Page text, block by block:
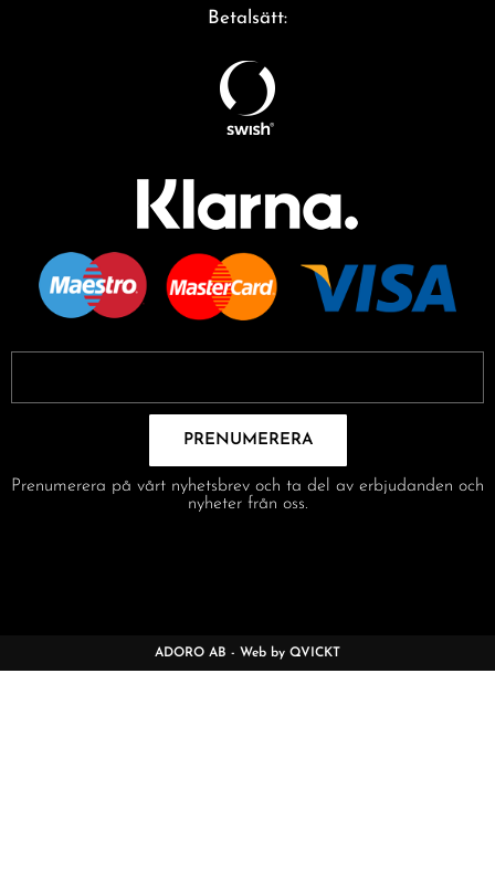
Betalsätt:
PRENUMERERA
Prenumerera på vårt nyhetsbrev och ta del av erbjudanden och
nyheter från oss.
ADORO AB - Web by QVICKT